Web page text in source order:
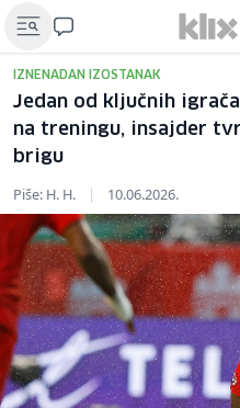
IZNENADAN IZOSTANAK
Jedan od ključnih
na treningu, insajder
brigu
Piše: H. H. | 10.06.2026.